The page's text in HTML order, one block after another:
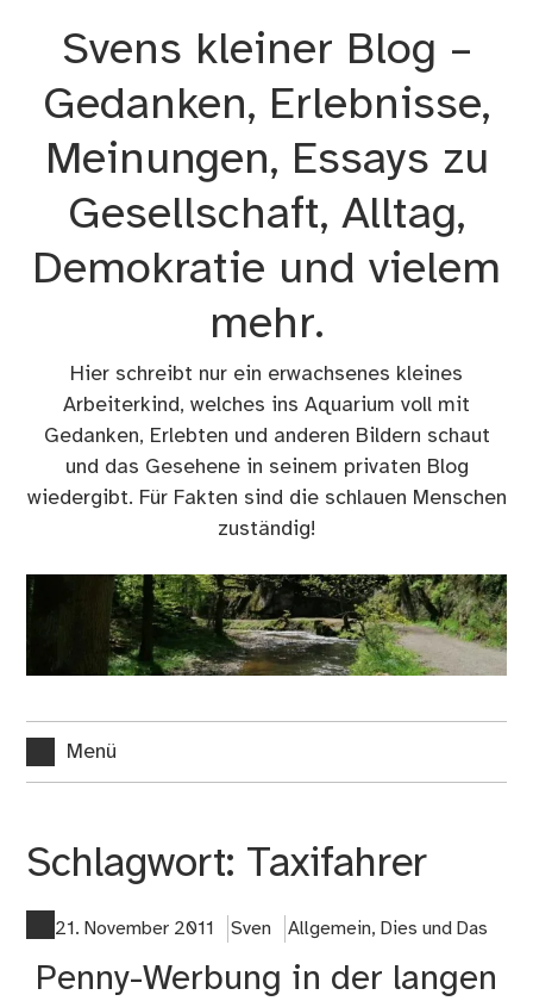
Svens kleiner Blog –
Gedanken, Erlebnisse,
Meinungen, Essays zu
Gesellschaft, Alltag,
Demokratie und vielem
mehr.
Hier schreibt nur ein erwachsenes kleines
Arbeiterkind, welches ins Aquarium voll mit
Gedanken, Erlebten und anderen Bildern schaut
und das Gesehene in seinem privaten Blog
wiedergibt. Für Fakten sind die schlauen Menschen
zuständig!
Menü
Schlagwort: Taxifahrer
21. November 2011 Sven Allgemein, Dies und Das
Penny-Werbung in der langen